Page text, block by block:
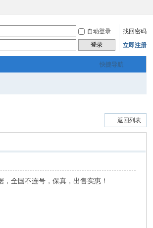
自动登录
找回密码
登录 立即注册
快捷导航
返回列表
全国不连号，保真，出售实惠！